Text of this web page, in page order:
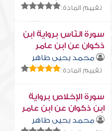
تقييم المادة:
سورة النّاس برواية ابن
ذكوان عن ابن عامر
محمد يحيى طاهر
تقييم المادة:
سورة الإخلاص برواية
ابن ذكوان عن ابن عامر
محمد يحيى طاهر